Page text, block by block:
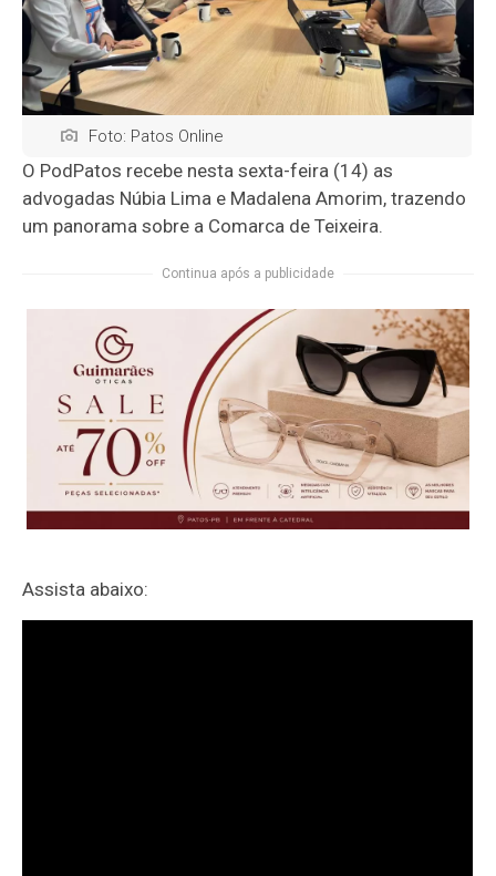
Foto: Patos Online
O PodPatos recebe nesta sexta-feira (14) as
advogadas Núbia Lima e Madalena Amorim, trazendo
um panorama sobre a Comarca de Teixeira.
Continua após a publicidade
Assista abaixo: